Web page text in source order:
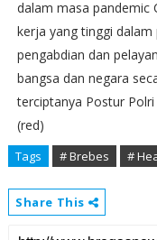
dalam masa pandemic
kerja yang tinggi
pengabdian dan
bangsa dan negara
terciptanya Postur Polri
(red)
Tags # Brebes #
Share This